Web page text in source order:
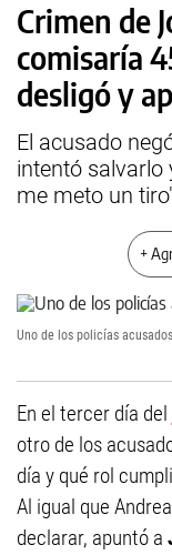
Crimen de
comisaría
desligó y
El acusado
intentó salvarlo
me meto un
+
Uno de los policías
En el tercer día del
otro de los
día y qué rol
Al igual que
declarar, apuntó a